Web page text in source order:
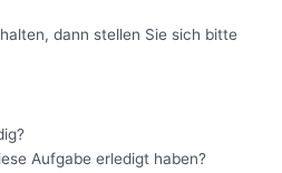
dann stellen Sie sich bitte
Aufgabe erledigt haben?